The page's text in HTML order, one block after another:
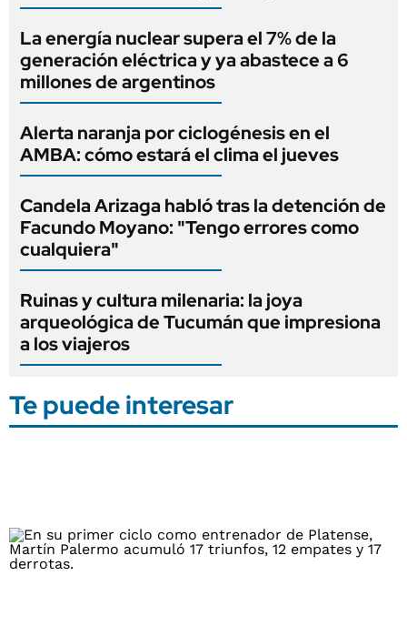
La energía nuclear supera el 7% de la
generación eléctrica y ya abastece a 6
millones de argentinos
Alerta naranja por ciclogénesis en el
AMBA: cómo estará el clima el jueves
Candela Arizaga habló tras la detención de
Facundo Moyano: "Tengo errores como
cualquiera"
Ruinas y cultura milenaria: la joya
arqueológica de Tucumán que impresiona
a los viajeros
Te puede interesar